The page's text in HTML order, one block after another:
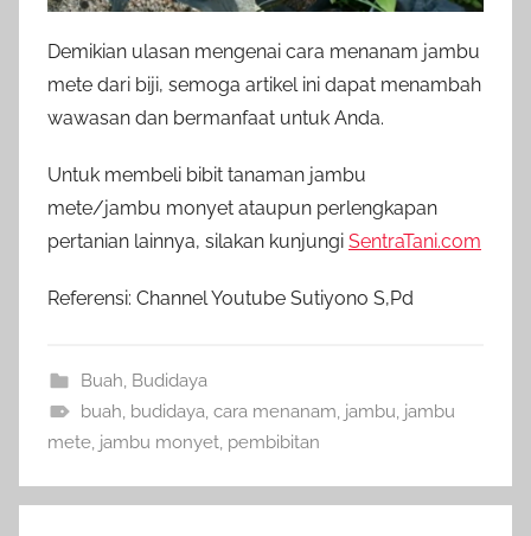
Demikian ulasan mengenai cara menanam jambu
mete dari biji, semoga artikel ini dapat menambah
wawasan dan bermanfaat untuk Anda.
Untuk membeli bibit tanaman jambu
mete/jambu monyet ataupun perlengkapan
pertanian lainnya, silakan kunjungi SentraTani.com
Referensi: Channel Youtube Sutiyono S,Pd
Buah, Budidaya
buah, budidaya, cara menanam, jambu, jambu
mete, jambu monyet, pembibitan